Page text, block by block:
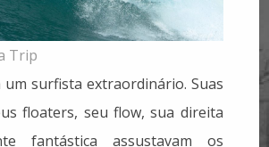
Trip
um surfista extraordinário. Suas
floaters, seu flow, sua direita
fantástica assustavam os